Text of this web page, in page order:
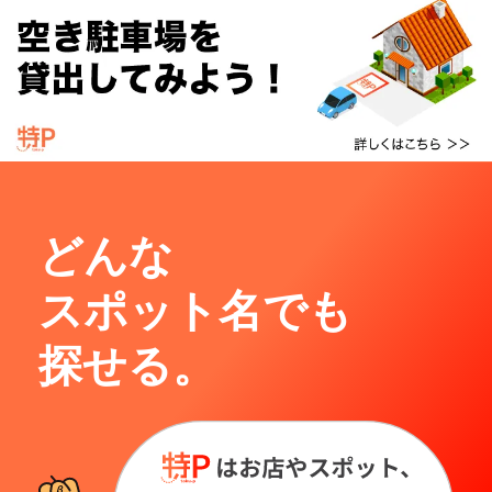
どんな
スポット名でも
探せる。